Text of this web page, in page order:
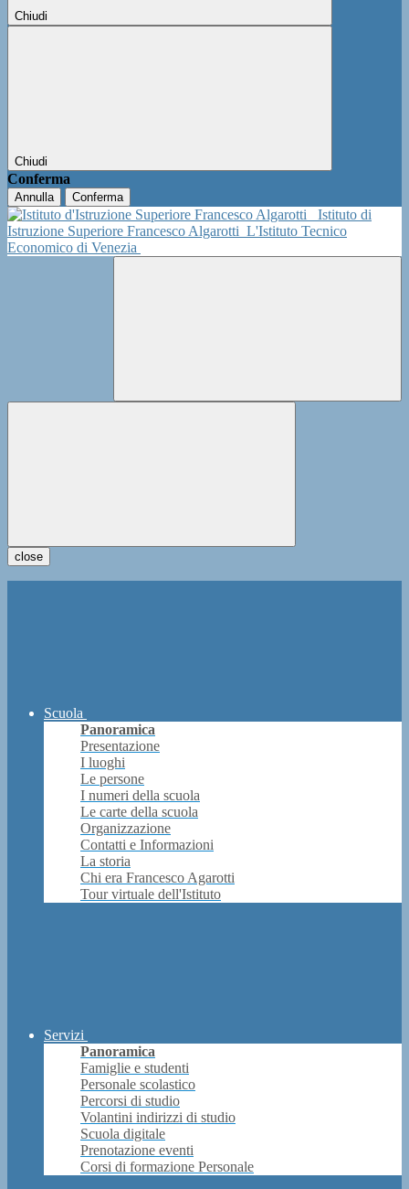
Chiudi
Chiudi
Conferma
Annulla Conferma
Istituto di
Istruzione Superiore Francesco Algarotti L'Istituto Tecnico
Economico di Venezia
close
Scuola
Panoramica
Presentazione
I luoghi
Le persone
I numeri della scuola
Le carte della scuola
Organizzazione
Contatti e Informazioni
La storia
Chi era Francesco Agarotti
Tour virtuale dell'Istituto
Servizi
Panoramica
Famiglie e studenti
Personale scolastico
Percorsi di studio
Volantini indirizzi di studio
Scuola digitale
Prenotazione eventi
Corsi di formazione Personale